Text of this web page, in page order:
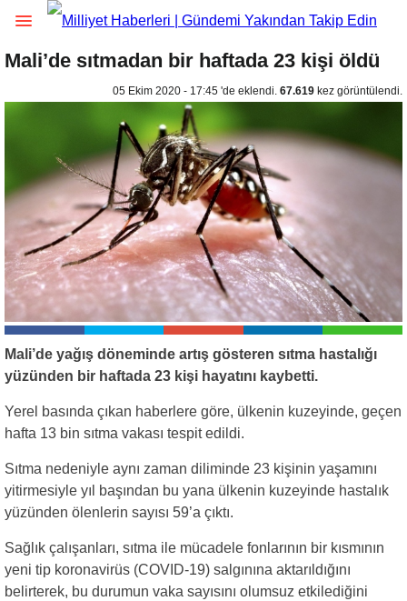
Mali’de sıtmadan bir haftada 23 kişi öldü
05 Ekim 2020 - 17:45 'de eklendi. 67.619 kez görüntülendi.
Mali’de yağış döneminde artış gösteren sıtma hastalığı
yüzünden bir haftada 23 kişi hayatını kaybetti.
Yerel basında çıkan haberlere göre, ülkenin kuzeyinde, geçen
hafta 13 bin sıtma vakası tespit edildi.
Sıtma nedeniyle aynı zaman diliminde 23 kişinin yaşamını
yitirmesiyle yıl başından bu yana ülkenin kuzeyinde hastalık
yüzünden ölenlerin sayısı 59’a çıktı.
Sağlık çalışanları, sıtma ile mücadele fonlarının bir kısmının
yeni tip koronavirüs (COVID-19) salgınına aktarıldığını
belirterek, bu durumun vaka sayısını olumsuz etkilediğini